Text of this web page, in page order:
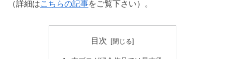
（詳細はこちらの記事をご覧下さい）。
目次